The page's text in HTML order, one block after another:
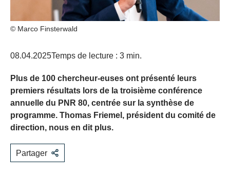
© Marco Finsterwald
08.04.2025Temps de lecture : 3 min.
Plus de 100 chercheur-euses ont présenté leurs
premiers résultats lors de la troisième conférence
annuelle du PNR 80, centrée sur la synthèse de
programme. Thomas Friemel, président du comité de
direction, nous en dit plus.
Partager